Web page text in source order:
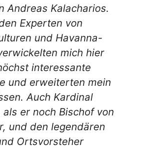
An­dreas Kalacharios.
Experten von
und Havanna-
mich hier
interessante
und erweiterten mein
Auch Kardinal
als er noch Bischof von
und den legendären
Ortsvorsteher